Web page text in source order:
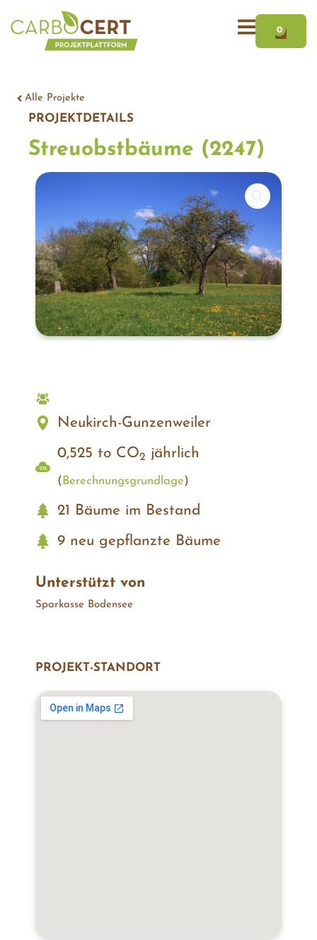
Inhalt
0
Alle Projekte
PROJEKTDETAILS
Streuobstbäume (2247)
Neukirch-Gunzenweiler
0,525 to CO2 jährlich
( Berechnungs­grundlage)
21 Bäume im Bestand
9 neu gepflanzte Bäume
Unterstützt von
Sparkasse Bodensee
PROJEKT-STANDORT